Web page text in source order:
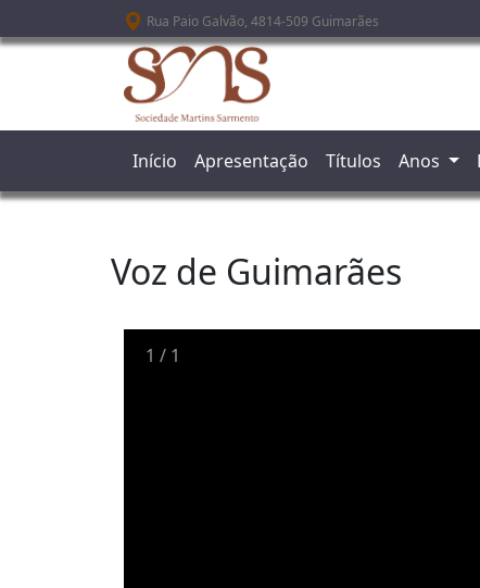
Passar para o conteúdo principal
Rua Paio Galvão, 4814-509 Guimarães
Início Apresentação Títulos Anos
Voz de Guimarães
1 / 1